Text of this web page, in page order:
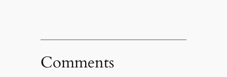
Comments